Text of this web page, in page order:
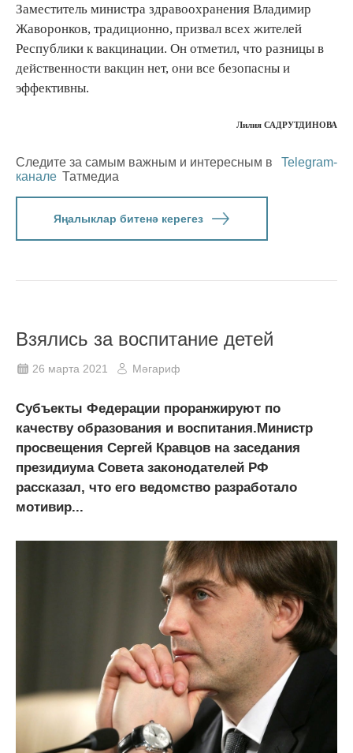
Заместитель министра здравоохранения Владимир
Жаворонков, традиционно, призвал всех жителей
Республики к вакцинации. Он отметил, что разницы в
действенности вакцин нет, они все безопасны и
эффективны.
Лилия САДРУТДИНОВА
Следите за самым важным и интересным в
Telegram-
канале Татмедиа
Яңалыклар битенә керегез
Взялись за воспитание детей
26 марта 2021 Мәгариф
Субъекты Федерации проранжируют по
качеству образования и воспитания.Министр
просвещения Сергей Кравцов на заседания
президиума Совета законодателей РФ
рассказал, что его ведомство разработало
мотивир...